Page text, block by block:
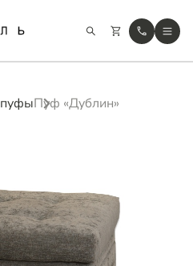
пуфыПуф «Дублин»